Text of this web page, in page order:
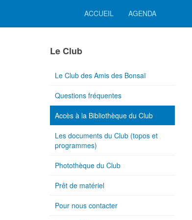
ACCUEIL AGENDA
Le Club
Le Club des Amis des Bonsaï
Questions fréquentes
Accès à la Bibliothèque du Club
Les documents du Club (topos et
programmes)
Photothèque du Club
Prêt de matériel
Pour nous contacter